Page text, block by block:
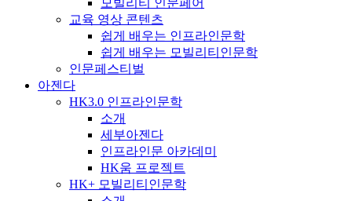
모빌리티 인문페어
교육 영상 콘텐츠
쉽게 배우는 인프라인문학
쉽게 배우는 모빌리티인문학
인문페스티벌
아젠다
HK3.0 인프라인문학
소개
세부아젠다
인프라인문 아카데미
HK움 프로젝트
HK+ 모빌리티인문학